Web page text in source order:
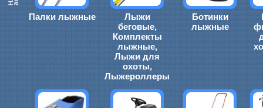
Палки лыжные
Лыжи
беговые,
Комплекты
лыжные,
Лыжи для
охоты,
Лыжероллеры
Ботинки
лыжные